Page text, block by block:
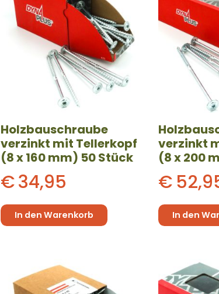
Holzbauschraube
verzinkt mit Tellerkopf
(8 x 160 mm) 50 Stück
€34,95
In den Warenkorb
verzinkt
(8 x 200
€
In den